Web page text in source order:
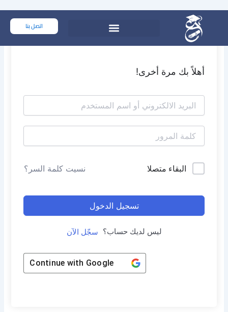
المحتوى
اتصل بنا
أهلاً بك مرة أخرى!
البقاء متصلا نسيت كلمة السر؟
تسجيل الدخول
ليس لديك حساب؟ سجّل الآن
Continue with Google